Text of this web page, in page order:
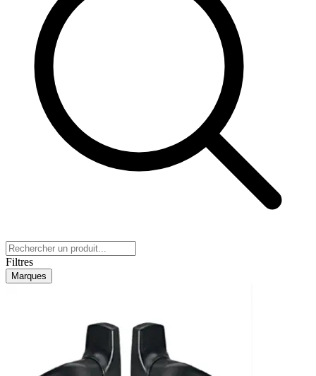
Filtres
Marques